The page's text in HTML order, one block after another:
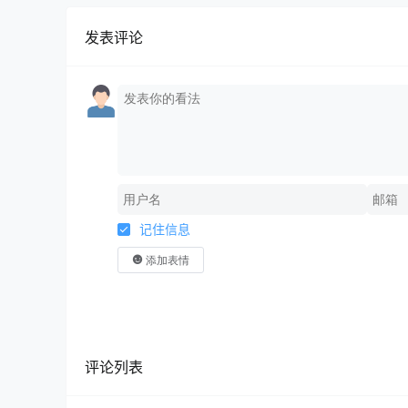
4．现场制作食品并直接销售给消费者，如何缴
规定：“十二、关于餐饮服务税目适用
一、根据《财政部 税务总局 住房城乡建设部
部公告2021年第24号)规定：“一、住房租赁企业
用简易计税方法，按照5%的征收率减按1.5%计
值税小规模纳税人向个人出租住房，按照5%的征
发表评论
记住信息
添加表情
评论列表